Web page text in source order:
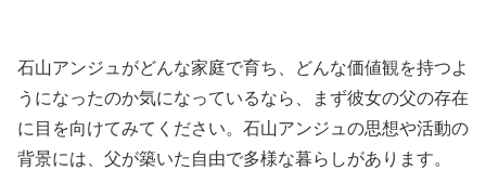
石山アンジュがどんな家庭で育ち、どんな価値観を持つよ
うになったのか気になっているなら、まず彼女の父の存在
に目を向けてみてください。石山アンジュの思想や活動の
背景には、父が築いた自由で多様な暮らしがあります。